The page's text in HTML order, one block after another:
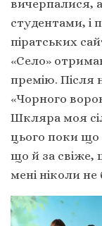
вичерпалися,
студентами, і
піратських
«Село»
премію. Після
«Чорного
Шкляра моя
цього поки що
що й за
мені ніколи